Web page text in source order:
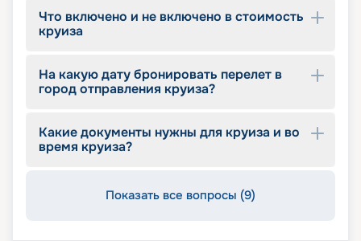
условиями проживания, читайте отзывы.
Подберите наиболее подходящий вариант
отдыха, узнавайте цену и за несколько щелчков
путешествие. Откройте для себя захватывающий
мир круизных приключений и погрузитесь в
Что включено и не включено в стоимость
круиза
На какую дату бронировать перелет в
город отправления круиза?
Какие документы нужны для круиза и во
время круиза?
Показать все вопросы (9)